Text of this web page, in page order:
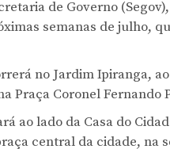
de Governo
semanas de julho,
no Jardim Ipiranga,
Praça Coronel Fernando
ao lado da Casa do
central da cidade, na